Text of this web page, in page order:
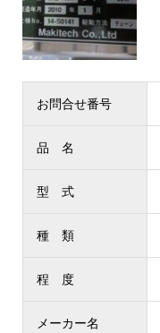
お問合せ番号
品 名
型 式
種 類
程 度
メーカー名